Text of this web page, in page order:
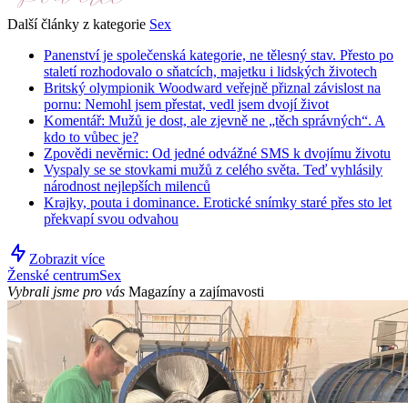
Další články z kategorie Sex
Panenství je společenská kategorie, ne tělesný stav. Přesto po
staletí rozhodovalo o sňatcích, majetku i lidských životech
Britský olympionik Woodward veřejně přiznal závislost na
pornu: Nemohl jsem přestat, vedl jsem dvojí život
Komentář: Mužů je dost, ale zjevně ne „těch správných“. A
kdo to vůbec je?
Zpovědi nevěrnic: Od jedné odvážné SMS k dvojímu životu
Vyspaly se se stovkami mužů z celého světa. Teď vyhlásily
národnost nejlepších milenců
Krajky, pouta i dominance. Erotické snímky staré přes sto let
překvapí svou odvahou
Zobrazit více
Ženské centrumSex
Vybrali jsme pro vás Magazíny a zajímavosti